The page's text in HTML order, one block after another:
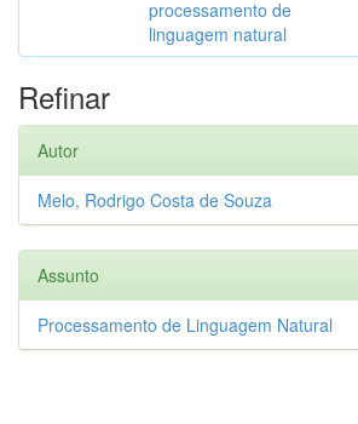
processamento de
linguagem natural
Refinar
Autor
Melo, Rodrigo Costa de Souza
Assunto
Processamento de Linguagem Natural